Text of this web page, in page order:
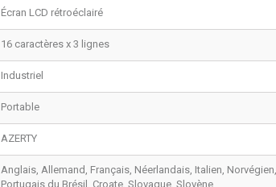
Écran LCD rétroéclairé
16 caractères x 3 lignes
Industriel
Portable
AZERTY
Anglais, Allemand, Français, Néerlandais, Italien,
Portugais du Brésil, Croate, Slovaque, Slovène